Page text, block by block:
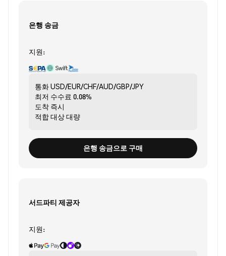
은행 송금
지원:
통화USD/EUR/CHF/AUD/GBP/JPY
최저 수수료 0.08%
도착 즉시
적합 대상대량
은행 송금으로 구매
서드파티 제공자
지원: